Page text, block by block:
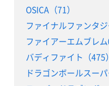
OSICA（71）
ファイナルファンタジ
ファイアーエムブレム
バディファイト（475）
ドラゴンボールスー